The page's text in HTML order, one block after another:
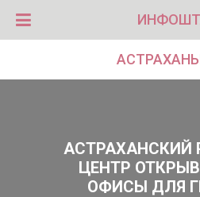
АСТРАХАНСКИЙ
ЦЕНТР
ОФИСЫ ДЛЯ